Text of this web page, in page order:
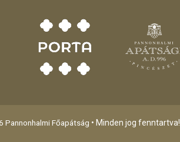
Pannonhalmi Főapátság • Minden jog fenntartva!